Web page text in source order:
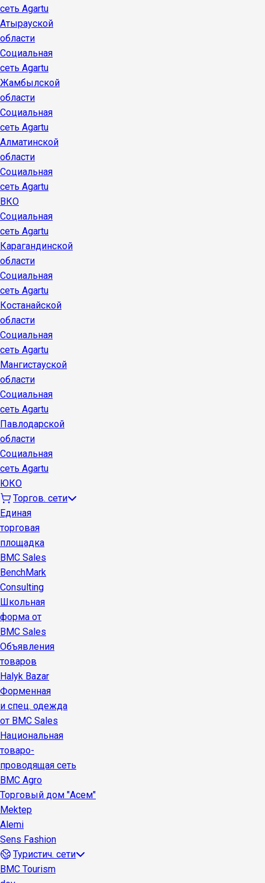
сеть Agartu
Атырауской
области
Социальная
сеть Agartu
Жамбылской
области
Социальная
сеть Agartu
Алматинской
области
Социальная
сеть Agartu
ВКО
Социальная
сеть Agartu
Карагандинской
области
Социальная
сеть Agartu
Костанайской
области
Социальная
сеть Agartu
Мангистауской
области
Социальная
сеть Agartu
Павлодарской
области
Социальная
сеть Agartu
ЮКО
Торгов. сети
Единая
торговая
площадка
BMC Sales
BenchMark
Consulting
Школьная
форма от
BMC Sales
Объявления
товаров
Halyk Bazar
Форменная
и спец. одежда
от BMC Sales
Национальная
товаро-
проводящая сеть
BMC Agro
Торговый дом "Асем"
Mektep
Alemi
Sens Fashion
Туристич. сети
BMC Tourism